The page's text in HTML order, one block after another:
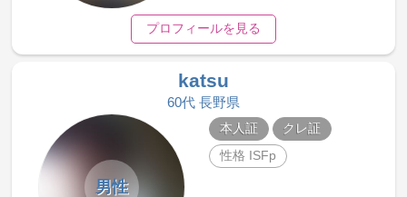
プロフィールを見る
katsu
60代 長野県
男性
本人証
クレ証
性格 ISFp